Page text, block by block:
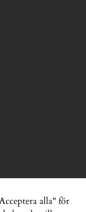
alla" för